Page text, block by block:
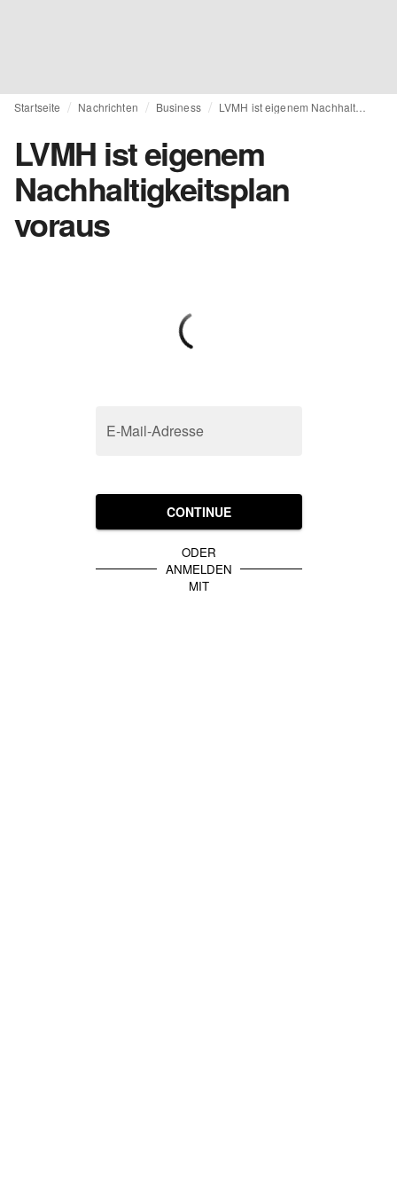
Startseite Nachrichten Business
LVMH ist eigenem
Nachhaltigkeitsplan
voraus
E-Mail-Adresse
CONTINUE
ODER
ANMELDEN
MIT